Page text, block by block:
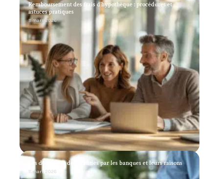
Remboursement des frais d’hypothèque : procédures et
astuces pratiques
11 mars 2026
Les demandes de garanties par les banques et leurs raisons
11 mars 2026